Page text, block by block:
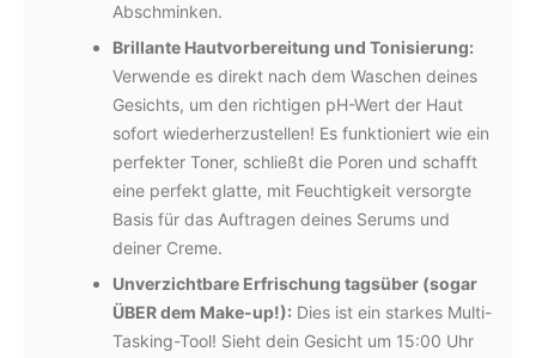
Abschminken.
Brillante Hautvorbereitung und Tonisierung:
Verwende es direkt nach dem Waschen deines
Gesichts, um den richtigen pH-Wert der Haut
sofort wiederherzustellen! Es funktioniert wie ein
perfekter Toner, schließt die Poren und schafft
eine perfekt glatte, mit Feuchtigkeit versorgte
Basis für das Auftragen deines Serums und
deiner Creme.
Unverzichtbare Erfrischung tagsüber (sogar
ÜBER dem Make-up!): Dies ist ein starkes Multi-
Tasking-Tool! Sieht dein Gesicht um 15:00 Uhr